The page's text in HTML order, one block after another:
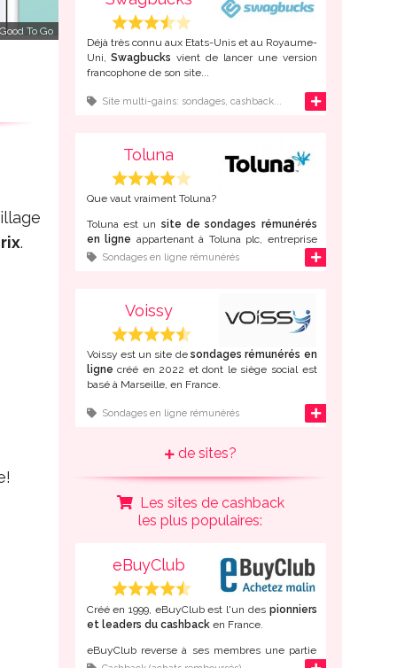
To Go
.
monde. Bien entendu, la majorité du
recrutement des "panélistes" se fait maintenant
sur internet.
Déjà très connu aux Etats-Unis et au Royaume-
Uni,Swagbucks vient de lancer une version
francophone de son site...
Site multi-gains: sondages, cashback...
Toluna
Que vaut vraiment Toluna?
Toluna est un site de sondages rémunérés
en ligne appartenant à Toluna plc, entreprise
spécialisée dans les études de marché fondé à
pouvez échanger contre des
bons d'achat ou
de l'argent
Sondages en ligne rémunérés
Voissy
Voissy est un site de sondages rémunérés en
ligne créé en 2022 et dont le siège social est
basé à Marseille, en France.
L'inscription à ce panel d'opinion en ligne est
mais également
: Belgique, Suisse, Canada,
Une fois inscrit gratuitement, répondez à des
sondages en ligne pour gagner des points que
en bons d'achat Amazon
Sondages en ligne rémunérés
de sites?
Les sites de cashback
les plus populaires:
eBuyClub
Créé en 1999, eBuyClub est l'un des pionniers
et leaders du cashbacken France.
eBuyClub reverse à ses membres une partie
du montant de leurs achats lorsque ceux-ci